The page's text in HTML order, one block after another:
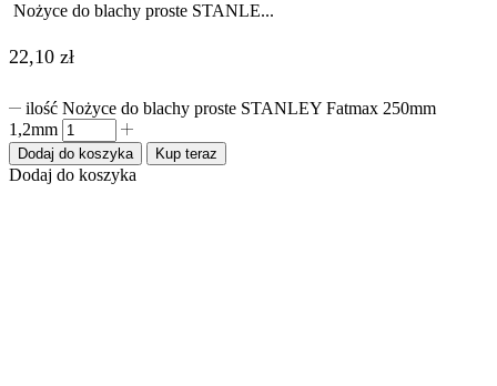
Nożyce do blachy proste STANLE...
22,10 zł
ilość Nożyce do blachy proste STANLEY Fatmax 250mm
1,2mm
Dodaj do koszyka Kup teraz
Dodaj do koszyka